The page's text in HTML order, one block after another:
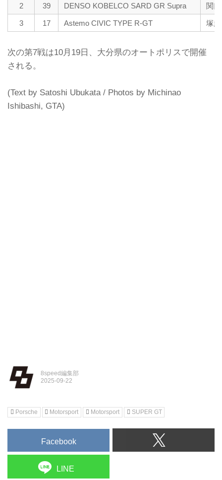
2 39 DENSO KOBELCO SARD GR Supra 関
3 17 Astemo CIVIC TYPE R-GT 塚
次の第7戦は10月19日、大分県のオートポリスで開催
される。
(Text by Satoshi Ubukata / Photos by Michinao
Ishibashi, GTA)
8speed編集部
Porsche Motorsport Motorsport SUPER GT
Facebook
LINE